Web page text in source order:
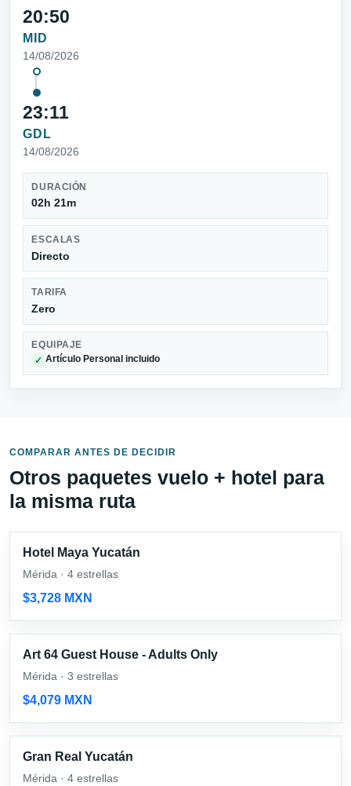
20:50
MID
14/08/2026
23:11
GDL
14/08/2026
DURACIÓN
02h 21m
ESCALAS
Directo
TARIFA
Zero
EQUIPAJE
✓ Artículo Personal incluido
COMPARAR ANTES DE DECIDIR
Otros paquetes vuelo + hotel para
la misma ruta
Hotel Maya Yucatán
Mérida · 4 estrellas
$3,728 MXN
Art 64 Guest House - Adults Only
Mérida · 3 estrellas
$4,079 MXN
Gran Real Yucatán
Mérida · 4 estrellas